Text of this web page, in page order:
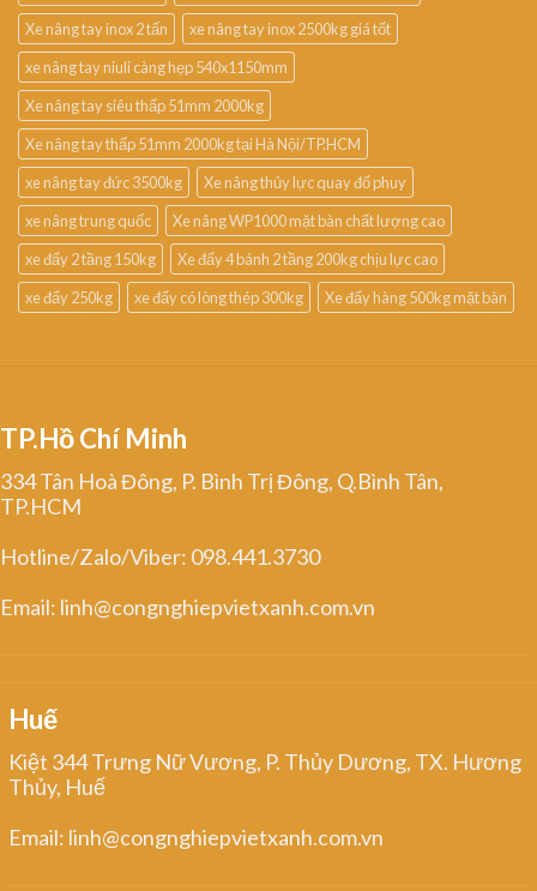
Xe nâng tay inox 2 tấn
xe nâng tay inox 2500kg giá tốt
xe nâng tay niuli càng hẹp 540x1150mm
Xe nâng tay siêu thấp 51mm 2000kg
Xe nâng tay thấp 51mm 2000kg tại Hà Nội/TP.HCM
xe nâng tay đức 3500kg
Xe nâng thủy lực quay đổ phuy
xe nâng trung quốc
Xe nâng WP1000 mặt bàn chất lượng cao
xe đẩy 2 tầng 150kg
Xe đẩy 4 bánh 2 tầng 200kg chịu lực cao
xe đẩy 250kg
xe đẩy có lòng thép 300kg Xe đẩy hàng 500kg mặt bàn
TP.Hồ Chí Minh
334 Tân Hoà Đông, P. Bình Trị Đông, Q.Bình Tân,
TP.HCM
Hotline/Zalo/Viber: 098.441.3730
Email: linh@congnghiepvietxanh.com.vn
Huế
Kiệt 344 Trưng Nữ Vương, P. Thủy Dương, TX. Hương
Thủy, Huế
Email: linh@congnghiepvietxanh.com.vn